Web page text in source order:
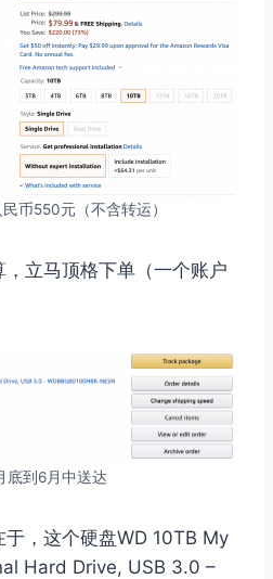
币550元（不含转运）
立马顶格下单（一个账户
底到6月中送达
，这个硬盘WD 10TB My
Hard Drive, USB 3.0 –